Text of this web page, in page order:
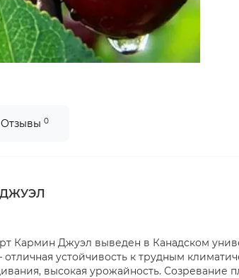
Отзывы 0
Кармин Джуэл выведен в Канадском
устойчивость к трудным
высокая урожайность. Созревание